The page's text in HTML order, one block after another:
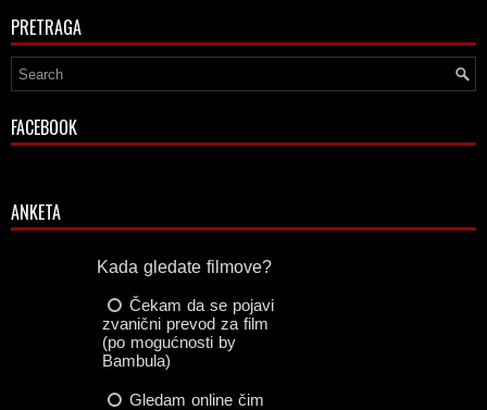
PRETRAGA
FACEBOOK
ANKETA